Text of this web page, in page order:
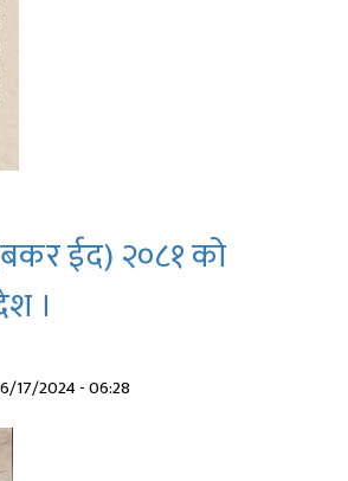
ईद) २०८१ को
।
17/2024 - 06:28